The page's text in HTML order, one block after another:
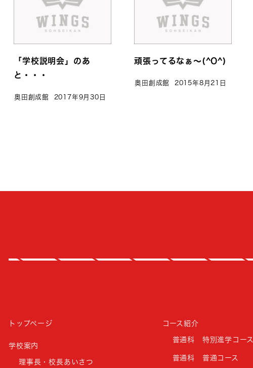
「学校説明会」のあ
と・・・
奥田創成館 2017年9月30日
頑張ってるなぁ～(^O^)
奥田創成館 2015年8月21日
トップページ
学校案内
理事長・校長あいさつ
コース紹介
普通科 特別進学コース
普通科 普通コース